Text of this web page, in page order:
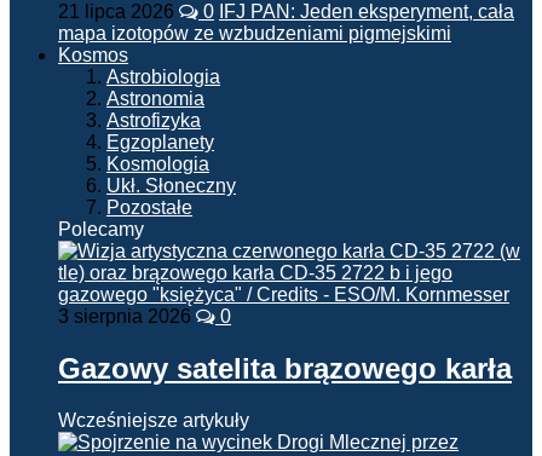
21 lipca 2026 0 IFJ PAN: Jeden eksperyment, cała
mapa izotopów ze wzbudzeniami pigmejskimi
Kosmos
Astrobiologia
Astronomia
Astrofizyka
Egzoplanety
Kosmologia
Ukł. Słoneczny
Pozostałe
Polecamy
3 sierpnia 2026 0
Gazowy satelita brązowego karła
Wcześniejsze artykuły